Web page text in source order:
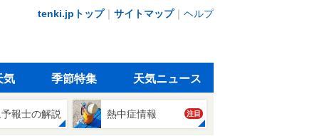
tenki.jpトップ｜ サイトマップ｜ ヘルプ
気 季節特集 天気ニュース
報士の解説 熱中症情報 注目